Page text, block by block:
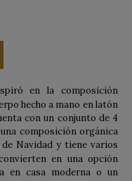
en la composición
hecho a mano en latón
con un conjunto de 4
composición orgánica
Navidad y tiene varios
en una opción
en casa moderna o un